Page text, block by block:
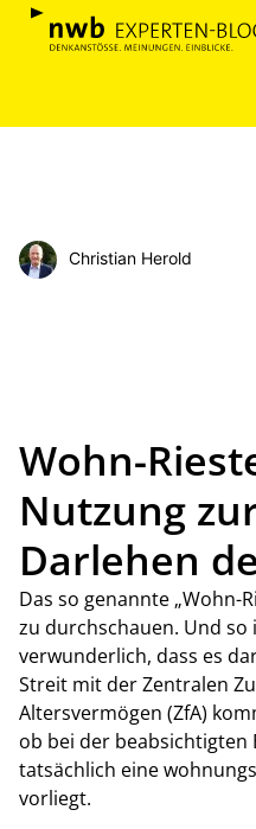
Christian Herold
Wohn-
Nutzung
Darlehen
Das so genannte „Wohn-
zu durchschauen. Und
verwunderlich, dass es
Streit mit der Zentralen
Altersvermögen (ZfA)
ob bei der beabsichtigten
tatsächlich eine
vorliegt.